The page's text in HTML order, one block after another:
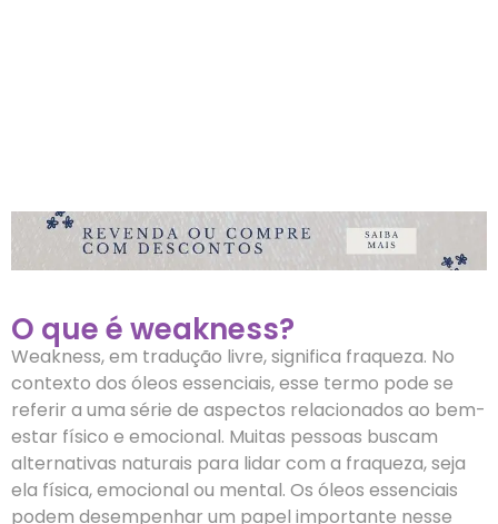
O que é weakness?
Weakness, em tradução livre, significa fraqueza. No
contexto dos óleos essenciais, esse termo pode se
referir a uma série de aspectos relacionados ao bem-
estar físico e emocional. Muitas pessoas buscam
alternativas naturais para lidar com a fraqueza, seja
ela física, emocional ou mental. Os óleos essenciais
podem desempenhar um papel importante nesse